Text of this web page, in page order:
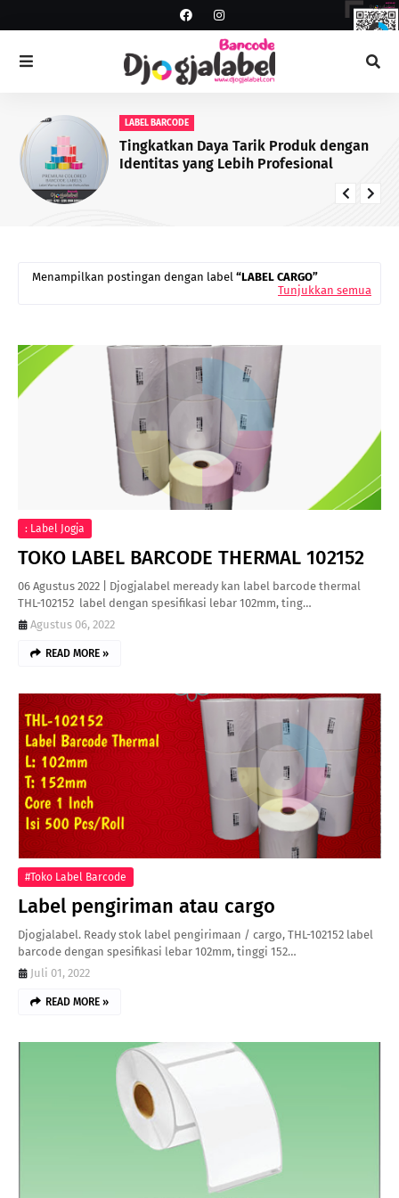
LABEL BARCODE
Tingkatkan Daya Tarik Produk dengan
Identitas yang Lebih Profesional
Menampilkan postingan dengan label LABEL CARGO
Tunjukkan semua
: Label Jogja
TOKO LABEL BARCODE THERMAL 102152
06 Agustus 2022 | Djogjalabel meready kan label barcode thermal
THL-102152 label dengan spesifikasi lebar 102mm, ting…
Agustus 06, 2022
READ MORE »
#Toko Label Barcode
Label pengiriman atau cargo
Djogjalabel. Ready stok label pengirimaan / cargo, THL-102152 label
barcode dengan spesifikasi lebar 102mm, tinggi 152…
Juli 01, 2022
READ MORE »